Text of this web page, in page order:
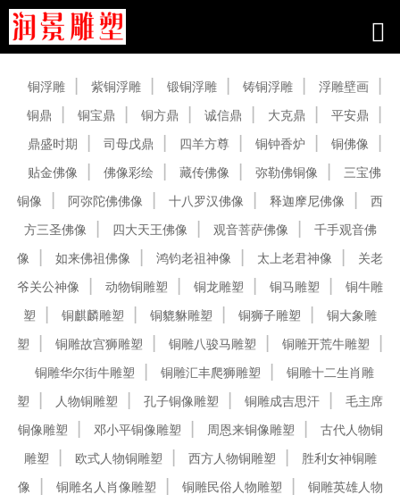
铜浮雕 紫铜浮雕 锻铜浮雕 铸铜浮雕
浮雕壁画
铜鼎
铜宝鼎 铜方鼎 诚信鼎 大克鼎
平安鼎
鼎盛时期
司母戊鼎 四羊方尊 铜钟香炉
铜佛像
贴金佛像
佛像彩绘 藏传佛像 弥勒佛铜像
三宝佛
铜像
阿弥陀佛佛像 十八罗汉佛像 释迦摩尼佛像
西
方三圣佛像
四大天王佛像 观音菩萨佛像
千手观音佛
像
如来佛祖佛像 鸿钧老祖神像 太上老君神像
关老
爷关公神像
动物铜雕塑 铜龙雕塑 铜马雕塑
铜牛雕
塑
铜麒麟雕塑 铜貔貅雕塑 铜狮子雕塑
铜大象雕
塑
铜雕故宫狮雕塑 铜雕八骏马雕塑
铜雕开荒牛雕塑
铜雕华尔街牛雕塑
铜雕汇丰爬狮雕塑
铜雕十二生肖雕
塑
人物铜雕塑 孔子铜像雕塑 铜雕成吉思汗
毛主席
铜像雕塑
邓小平铜像雕塑 周恩来铜像雕塑
古代人物铜
雕塑
欧式人物铜雕塑 西方人物铜雕塑
胜利女神铜雕
像
铜雕名人肖像雕塑 铜雕民俗人物雕塑
铜雕英雄人物